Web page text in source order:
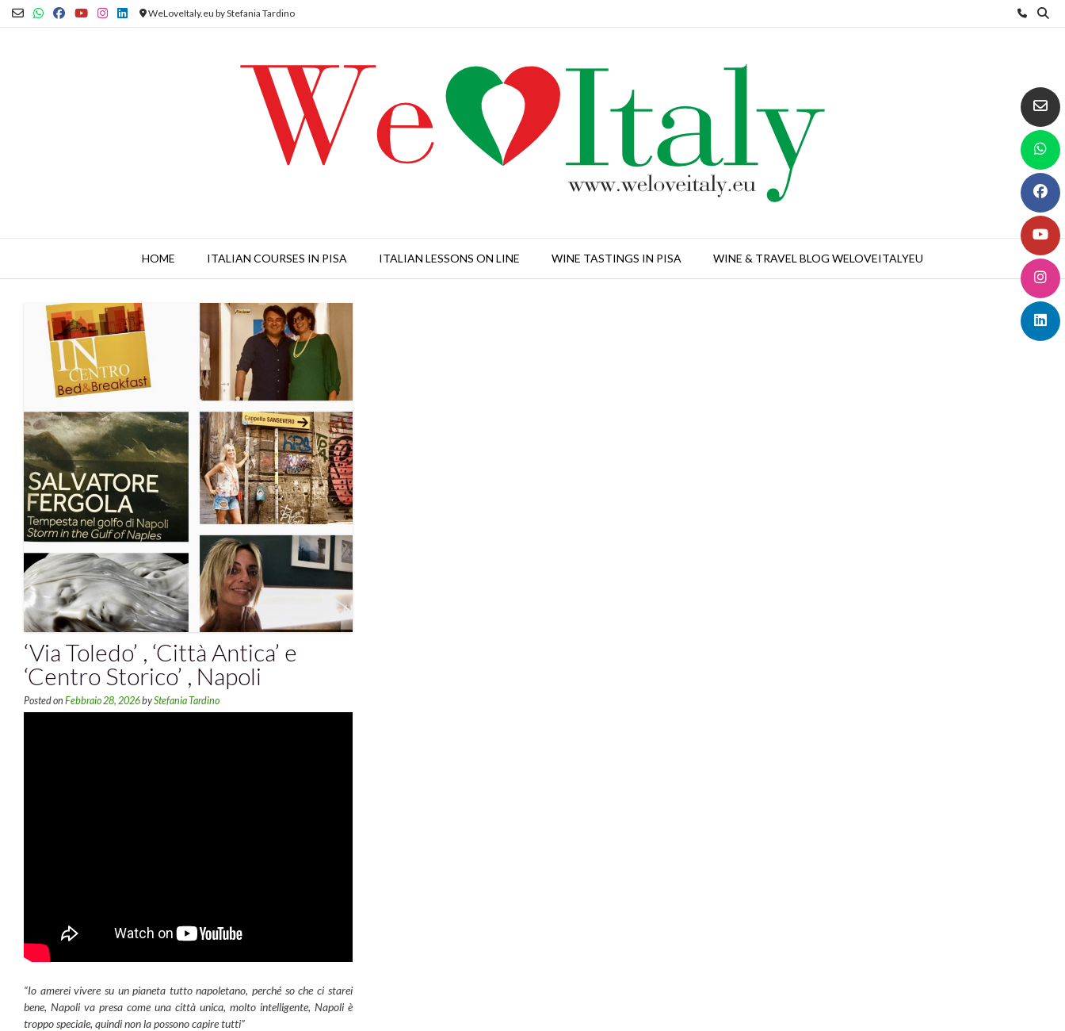
Skip
WeLoveItaly.eu by Stefania Tardino
HOME ITALIAN COURSES IN PISA ITALIAN LESSONS ON LINE WINE TASTINGS IN PISA WINE & TRAVEL BLOG WELOVEITALYEU
‘Via Toledo’ , ‘Città Antica’ e
‘Centro Storico’ , Napoli
Posted on Febbraio 28, 2026byStefania Tardino
“Io amerei vivere su un pianeta tutto napoletano, perché so che ci starei
bene, Napoli va presa come una città unica, molto intelligente, Napoli è
troppo speciale, quindi non la possono capire tutti”